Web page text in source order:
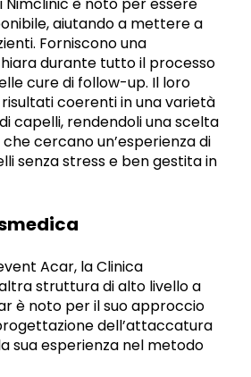
Nimclinic è noto per essere
aiutando a mettere a
Forniscono una
durante tutto il processo
cure di follow-up. Il loro
coerenti in una varietà
capelli, rendendoli una scelta
cercano un’esperienza di
senza stress e ben gestita in
Acar, la Clinica
struttura di alto livello a
è noto per il suo approccio
dell’attaccatura
sua esperienza nel metodo